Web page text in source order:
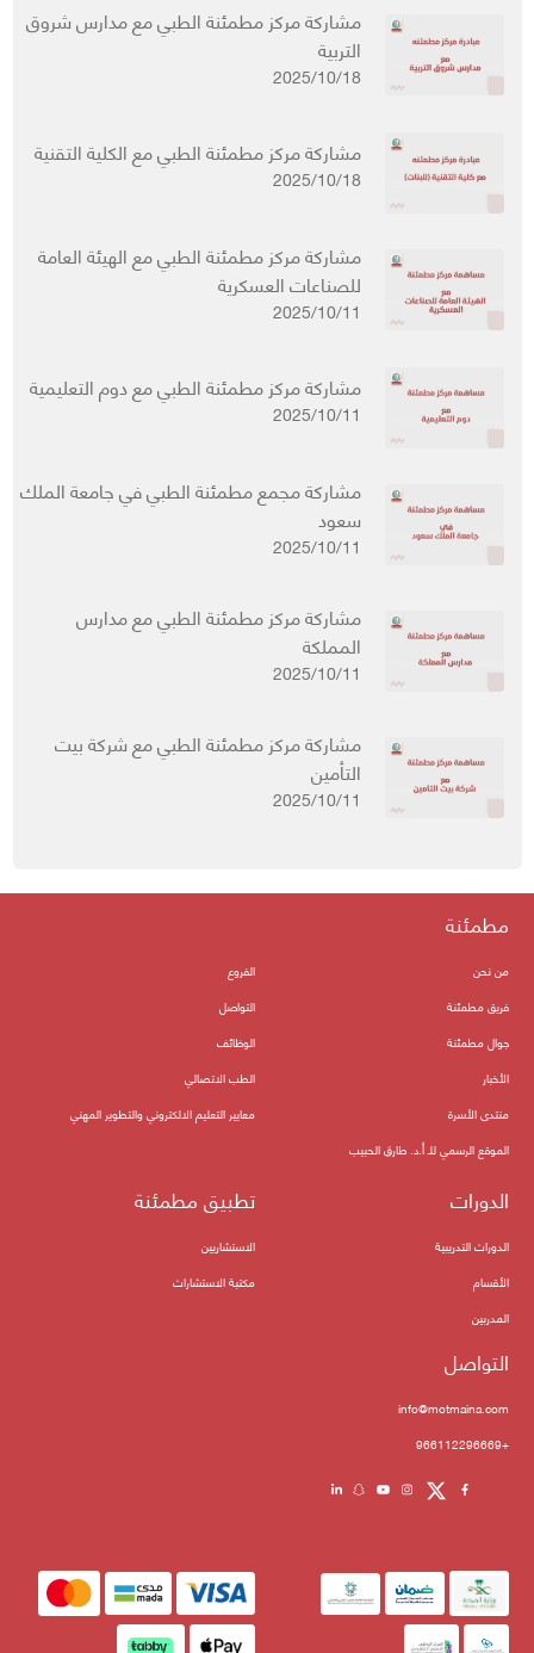
مشاركة مركز مطمئنة الطبي مع مدارس شروق
التربية
2025/10/18
مشاركة مركز مطمئنة الطبي مع الكلية التقنية
2025/10/18
مشاركة مركز مطمئنة الطبي مع الهيئة العامة
للصناعات العسكرية
2025/10/11
مشاركة مركز مطمئنة الطبي مع دوم التعليمية
2025/10/11
مشاركة مجمع مطمئنة الطبي في جامعة الملك
سعود
2025/10/11
مشاركة مركز مطمئنة الطبي مع مدارس
المملكة
2025/10/11
مشاركة مركز مطمئنة الطبي مع شركة بيت
التأمين
2025/10/11
مطمئنة
من نحن
فريق مطمئنة
جوال مطمئنة
الأخبار
منتدى الأسرة
الموقع الرسمي للـ أ.د. طارق الحبيب
الفروع
التواصل
الوظائف
الطب الاتصالي
معايير التعليم الالكتروني والتطوير المهني
الدورات
الدورات التدريبية
الأقسام
المدربين
تطبيق مطمئنة
الاستشاريين
مكتبة الاستشارات
التواصل
info@motmaina.com
+966112296669